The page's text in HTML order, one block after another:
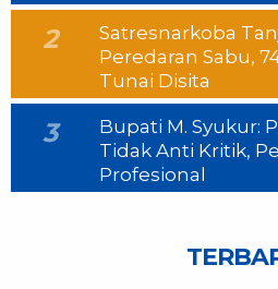
2
Satresnarkoba
Peredaran Sabu,
Tunai Disita
3
Bupati M. Syukur:
Tidak Anti Kritik,
Profesional